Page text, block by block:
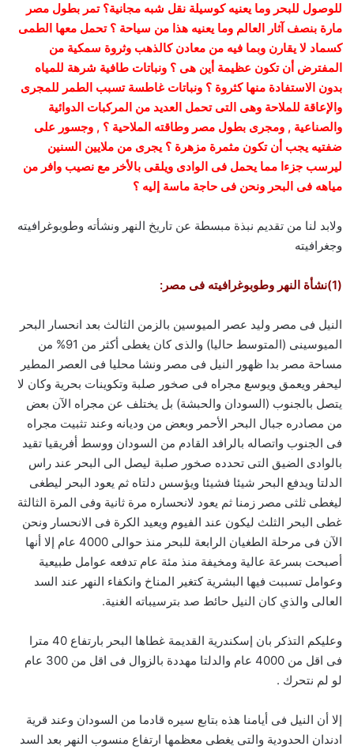
للوصول للبحر وما يعنيه كوسيلة نقل شبه مجانية؟ تمر بطول مصر
مارة بنصف آثار العالم وما يعنيه هذا من سياحة ؟ تحمل معها الطمى
كسماد لا يقارن وبما فيه من معادن كالذهب وثروة سمكية من
المفترض أن تكون عظيمة أين هى ؟ ونباتات طافية شرهة للمياه
بدون الاستفادة منها كثروة ؟ ونباتات غاطسة تسبب الطمر للمجرى
والإعاقة للملاحة وهى التى تحمل العديد من المركبات الدوائية
والصناعية , ومجرى بطول مصر وطاقته الملاحية ؟ , وجسور على
ضفتيه يجب أن تكون مثمرة مزهرة ؟ يجرى من ملايين السنين
ليرسب جزءا مما يحمل فى الوادى ويلقى بالأخر مع نصيب وافر من
مياهه فى البحر ونحن فى حاجة ماسة إليه ؟
ولابد لنا من تقديم نبذة مبسطة عن تاريخ النهر ونشأته وطوبوغرافيته
وجغرافيته
(1)نشأة النهر وطوبوغرافيته فى مصر:
النيل فى مصر وليد عصر الميوسين بالزمن الثالث بعد انحسار البحر
الميوسينى (المتوسط حاليا) والذى كان يغطى أكثر من 91% من
مساحة مصر بدا ظهور النيل فى مصر ونشا محليا فى العصر المطير
ليحفر ويعمق ويوسع مجراه فى صخور صلبة وتكوينات بحرية وكان لا
يتصل بالجنوب (السودان والحبشة) بل يختلف عن مجراه الآن بعض
من مصادره جبال البحر الأحمر وبعض من وديانه وعند تثبيت مجراه
فى الجنوب واتصاله بالرافد القادم من السودان ووسط أفريقيا تقيد
بالوادى الضيق التى تحدده صخور صلبة ليصل الى البحر عند راس
الدلتا ويدفع البحر شيئا فشيئا ويؤسس دلتاه ثم يعود البحر ليطغى
ليغطى ثلثى مصر زمنا ثم يعود لانحساره مرة ثانية وفى المرة الثالثة
غطى البحر الثلث ليكون عند الفيوم ويعيد الكرة فى الانحسار ونحن
الآن فى مرحلة الطغيان الرابعة للبحر منذ حوالى 4000 عام إلا أنها
أصبحت بسرعة عالية ومخيفة منذ مئة عام تدفعه عوامل طبيعية
وعوامل تسببت فيها البشرية كتغير المناخ وانكفاء النهر عند السد
العالى والذي كان النيل حائط صد بترسيباته الغنية.
وعليكم التذكر بان إسكندرية القديمة غطاها البحر بارتفاع 40 مترا
فى اقل من 4000 عام والدلتا مهددة بالزوال فى اقل من 300 عام
لو لم نتحرك .
إلا أن النيل فى أيامنا هذه بتابع سيره قادما من السودان وعند قرية
ادندان الحدودية والتى يغطى معظمها ارتفاع منسوب النهر بعد السد